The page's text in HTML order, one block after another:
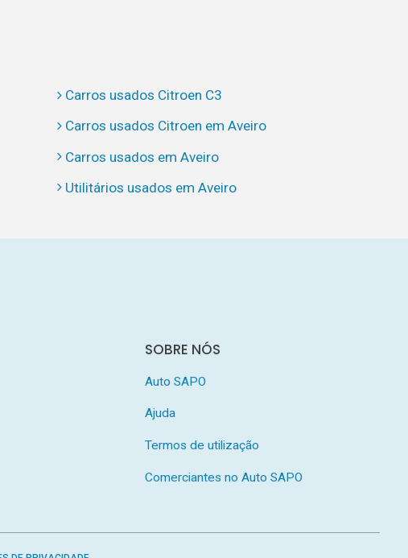
Carros usados Citroen C3
Carros usados Citroen em Aveiro
Carros usados em Aveiro
Utilitários usados em Aveiro
SOBRE NÓS
Auto SAPO
Ajuda
Termos de utilização
Comerciantes no Auto SAPO